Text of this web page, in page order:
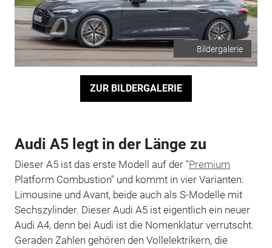
Bildergalerie
ZUR BILDERGALERIE
Audi A5 legt in der Länge zu
Dieser A5 ist das erste Modell auf der "Premium
Platform Combustion" und kommt in vier Varianten:
Limousine und Avant, beide auch als S-Modelle mit
Sechszylinder. Dieser Audi A5 ist eigentlich ein neuer
Audi A4, denn bei Audi ist die Nomenklatur verrutscht.
Geraden Zahlen gehören den Vollelektrikern, die